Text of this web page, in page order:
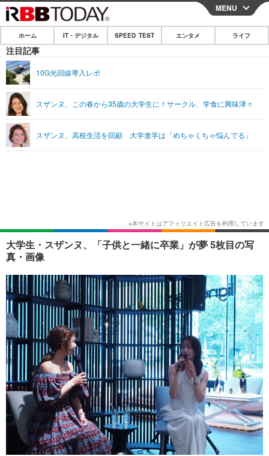
CLOSE
ホーム
IT・デジタル
ショッピング その他
SPEED TEST
エンタメ
エンタメTOP 映画・ドラマ
ショッピング その他
ライフ
MENU
ホーム IT・デジタル SPEED TEST エンタメ ライフ
注目記事
10G光回線導入レポ
スザンヌ、この春から35歳の大学生に！サークル、学食に興味津々
スザンヌ、高校生活を回顧 大学進学は「めちゃくちゃ悩んでる」
大学生・スザンヌ、「子供と一緒に卒業」が夢 5枚目の写
真・画像